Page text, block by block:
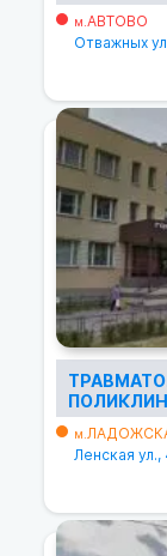
м.АВТОВО
Отважных
м.
Ленская ул.,